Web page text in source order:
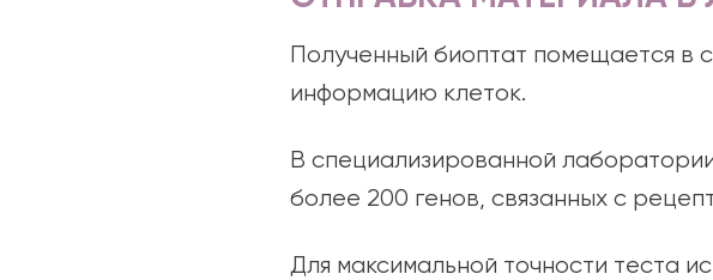
Полученный биоптат помещается в
информацию клеток.
В специализированной
более 200 генов, связанных с
Для максимальной точности теста